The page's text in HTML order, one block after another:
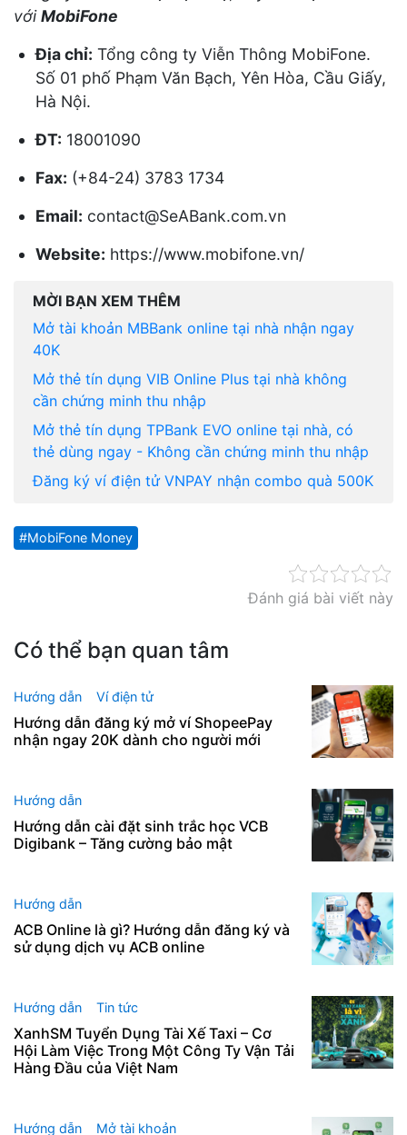
vớiMobiFone
Địa chỉ: Tổng công ty Viễn Thông MobiFone.
Số 01 phố Phạm Văn Bạch, Yên Hòa, Cầu Giấy,
Hà Nội.
ĐT: 18001090
Fax: (+84-24) 3783 1734
Email: contact@SeABank.com.vn
Website: https://www.mobifone.vn/
MỜI BẠN XEM THÊM
Mở tài khoản MBBank online tại nhà nhận ngay
40K
Mở thẻ tín dụng VIB Online Plus tại nhà không
cần chứng minh thu nhập
Mở thẻ tín dụng TPBank EVO online tại nhà, có
thẻ dùng ngay - Không cần chứng minh thu nhập
Đăng ký ví điện tử VNPAY nhận combo quà 500K
MobiFone Money
Đánh giá bài viết này
Có thể bạn quan tâm
Hướng dẫn Ví điện tử
Hướng dẫn đăng ký mở ví ShopeePay
nhận ngay 20K dành cho người mới
Hướng dẫn
Hướng dẫn cài đặt sinh trắc học VCB
Digibank – Tăng cường bảo mật
Hướng dẫn
ACB Online là gì? Hướng dẫn đăng ký và
sử dụng dịch vụ ACB online
Hướng dẫn Tin tức
XanhSM Tuyển Dụng Tài Xế Taxi – Cơ
Hội Làm Việc Trong Một Công Ty Vận Tải
Hàng Đầu của Việt Nam
Hướng dẫn Mở tài khoản